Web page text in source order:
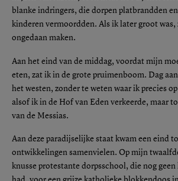
blanke indringers, die dorpen platbrandden
kinderen vermoordden. Als ik later groot
ongedaan maken.
Aan het eind van de middag, voordat mijn
eten, zat ik in de grote pruimenboom. Dag
het westen, zonder te weten waar ik precies
alsof ik in de Hof van Eden verkeerde, maar
van de Messias.
Aan deze paradijselijke staat kwam een eind
ontwikkelingen samenvielen. Op mijn
knusse protestante dorpsschool, die nog